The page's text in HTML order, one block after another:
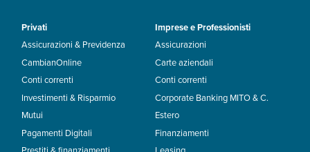
Privati
Assicurazioni & Previdenza
CambianOnline
Conti correnti
Investimenti & Risparmio
Mutui
Pagamenti Digitali
Imprese e Professionisti
Assicurazioni
Carte aziendali
Conti correnti
Corporate Banking MITO & C.
Estero
Finanziamenti